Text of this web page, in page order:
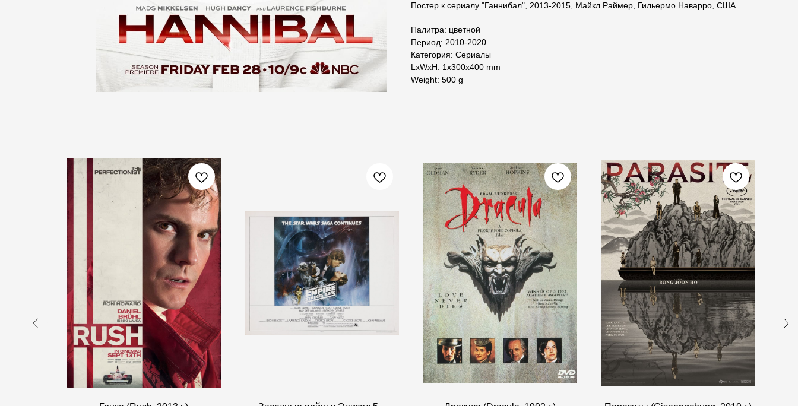
Постер к сериалу "Ганнибал", 2013-2015, Майкл Раймер, Гильермо Наварро, США.
Палитра: цветной
Период: 2010-2020
Категория: Сериалы
LxWxH: 1x300x400 mm
Weight: 500 g